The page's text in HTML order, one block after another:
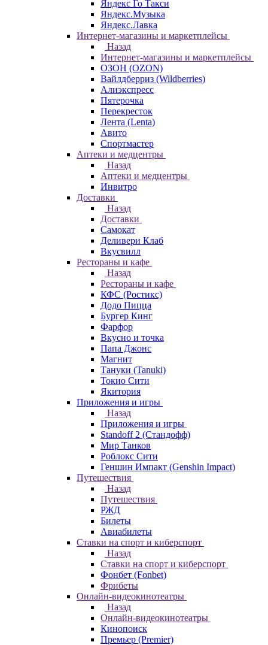
Яндекс Го Такси
Яндекс.Музыка
Яндекс.Лавка
Интернет-магазины и маркетплейсы
Назад
Интернет-магазины и маркетплейсы
ОЗОН (OZON)
Вайлдберриз (Wildberries)
Алиэкспресс
Пятерочка
Перекресток
Лента (Lenta)
Авито
Спортмастер
Аптеки и медцентры
Назад
Аптеки и медцентры
Инвитро
Доставки
Назад
Доставки
Самокат
Деливери Клаб
Вкусвилл
Рестораны и кафе
Назад
Рестораны и кафе
КФС (Ростикс)
Додо Пицца
Бургер Кинг
Фарфор
Вкусно и точка
Папа Джонс
Магнит
Тануки (Tanuki)
Токио Сити
Якитория
Приложения и игры
Назад
Приложения и игры
Standoff 2 (Стандофф)
Мир Танков
Роблокс Сити
Геншин Импакт (Genshin Impact)
Путешествия
Назад
Путешествия
РЖД
Билеты
Авиабилеты
Ставки на спорт и киберспорт
Назад
Ставки на спорт и киберспорт
Фонбет (Fonbet)
Фрибеты
Онлайн-видеокинотеатры
Назад
Онлайн-видеокинотеатры
Кинопоиск
Премьер (Premier)